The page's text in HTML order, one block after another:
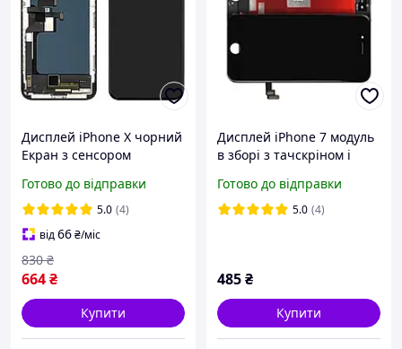
Дисплей iPhone X чорний
Екран з сенсором
Готово до відправки
5.0 (4)
від66₴/міс
664₴
830 ₴
Купити
Дисплей iPhone 7 модуль
в зборі з тачскріном і
Готово до відправки
5.0 (4)
485₴
Купити